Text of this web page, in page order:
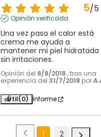
5/5
Opinión verificada
Una vez pasa el calor está
crema me ayuda a
mantener mi piel hidratada
sin irritaciones.
Opinión del 6/8/2018 , tras una
experiencia del 31/7/2018 por
Útil(0) Informe
1 2